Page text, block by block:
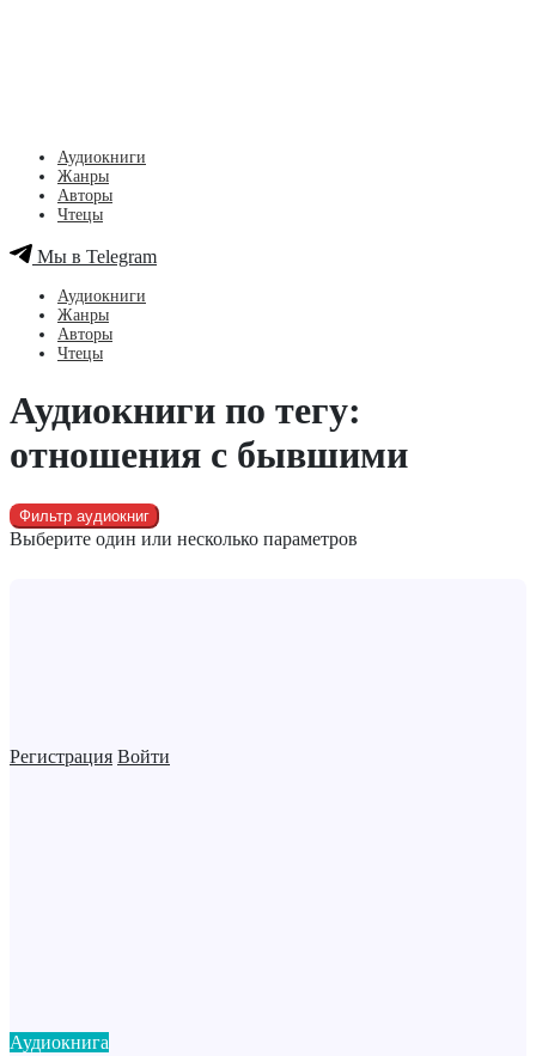
Регистрация Войти
Аудиокниги
Жанры
Авторы
Чтецы
Мы в Telegram
Аудиокниги
Жанры
Авторы
Чтецы
Аудиокниги по тегу:
отношения с бывшими
Фильтр аудиокниг
Выберите один или несколько параметров
Аудиокнига